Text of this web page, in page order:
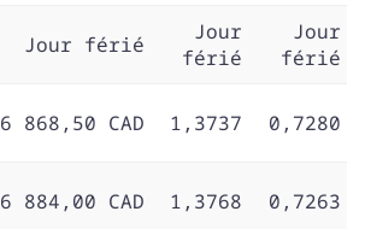
Jour férié
Jour
férié
Jour
férié
6 868,50 CAD 1,3737 0,7280
6 884,00 CAD 1,3768 0,7263